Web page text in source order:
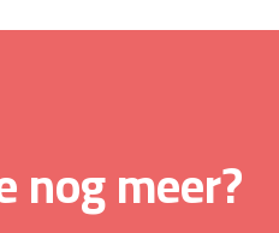
nog meer?